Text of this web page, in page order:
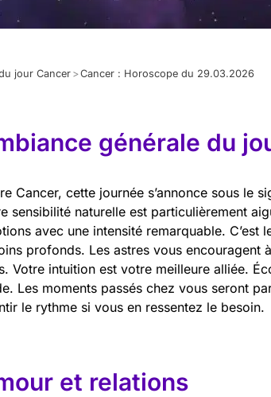
jour Cancer >Cancer : Horoscope du 29.03.2026
générale du
Cancer, cette journée s’annonce sous le
sensibilité naturelle est particulièrement
avec une intensité remarquable.
profonds. Les astres vous encouragent
Votre intuition est votre meilleure alliée.
Les moments passés chez vous seront
le rythme si vous en ressentez le besoin.
et relations